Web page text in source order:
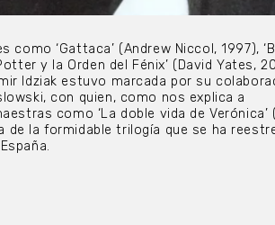
‘Gattaca’ (Andrew Niccol, 1997),
y la Orden del Fénix’ (David Yates,
Idziak estuvo marcada por su
con quien, como nos explica a
como ‘La doble vida de Verónica’
de la formidable trilogía que se ha